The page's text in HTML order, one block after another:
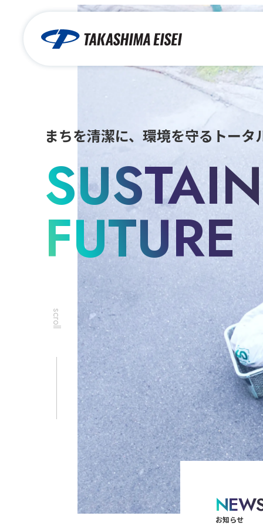
まちを清潔に、環境を守るトータ
FUTURE
scroll
お知らせ